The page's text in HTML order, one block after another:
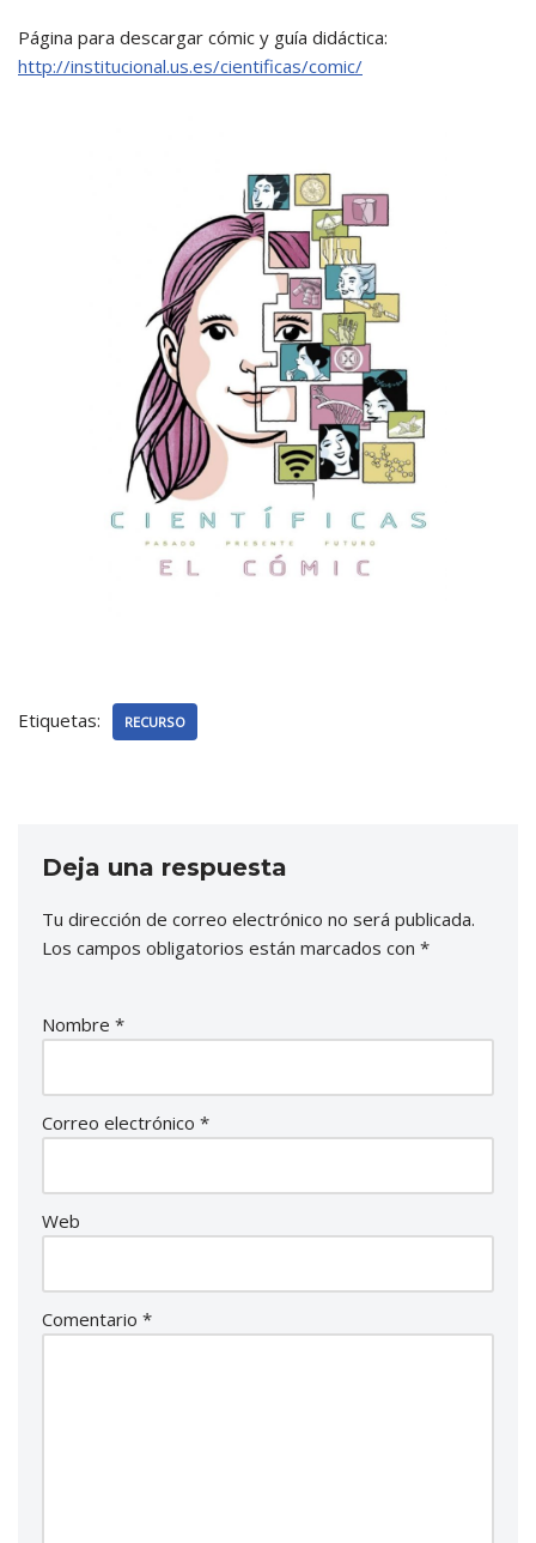
Página para descargar cómic y guía didáctica:⁣
http://institucional.us.es/cientificas/comic/
Etiquetas: RECURSO
Deja una respuesta
Tu dirección de correo electrónico no será publicada.
Los campos obligatorios están marcados con *
Nombre *
Correo electrónico *
Web
Comentario *